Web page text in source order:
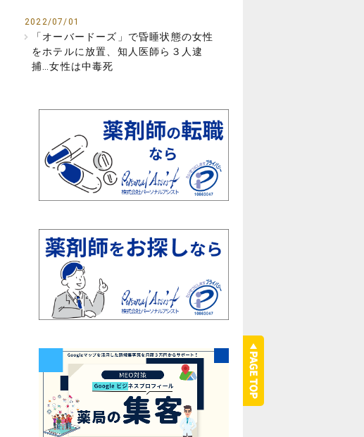
2022/07/01
「オーバードーズ」で昏睡状態の女性
をホテルに放置、知人医師ら３人逮
捕…女性は中毒死